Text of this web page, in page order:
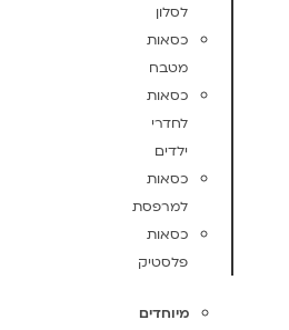
לסלון
כסאות
מטבח
כסאות
לחדרי
ילדים
כסאות
למרפסת
כסאות
פלסטיק
מיוחדים